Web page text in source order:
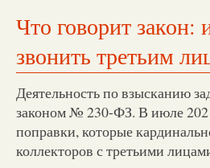
Что говорит
звонить третьим
Деятельность по взысканию
законом № 230-ФЗ. В июле
поправки, которые
коллекторов с третьими